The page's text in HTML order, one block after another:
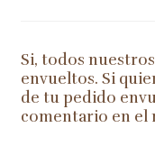
Si, todos
envueltos. Si
de tu pedido
comentario en el